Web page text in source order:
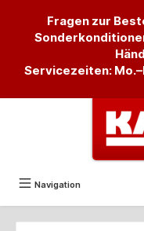
Fragen zur
Servicezeiten:
Navigation